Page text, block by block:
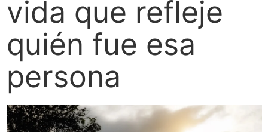
vida que refleje
quién fue esa
persona